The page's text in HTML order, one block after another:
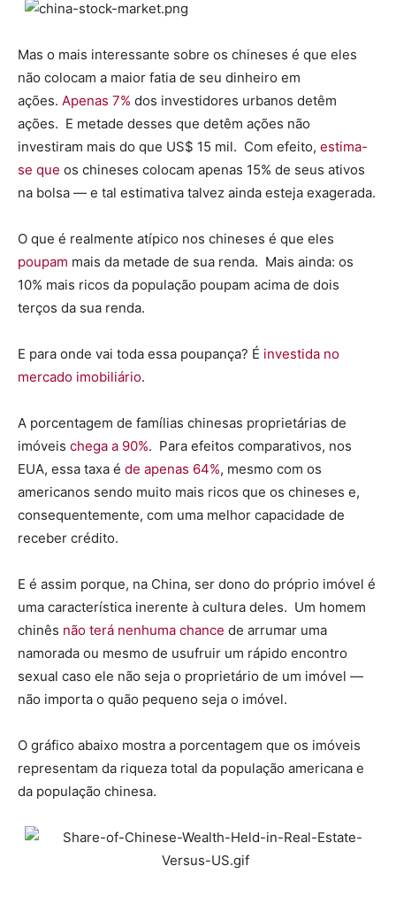
Mas o mais interessante sobre os chineses é que eles
não colocam a maior fatia de seu dinheiro em
ações. Apenas 7% dos investidores urbanos detêm
ações. E metade desses que detêm ações não
investiram mais do que US$ 15 mil. Com efeito, estima-
se que os chineses colocam apenas 15% de seus ativos
na bolsa — e tal estimativa talvez ainda esteja exagerada.
O que é realmente atípico nos chineses é que eles
poupam mais da metade de sua renda. Mais ainda: os
10% mais ricos da população poupam acima de dois
terços da sua renda.
E para onde vai toda essa poupança? É investida no
mercado imobiliário.
A porcentagem de famílias chinesas proprietárias de
imóveis chega a 90%. Para efeitos comparativos, nos
EUA, essa taxa é de apenas 64%, mesmo com os
americanos sendo muito mais ricos que os chineses e,
consequentemente, com uma melhor capacidade de
receber crédito.
E é assim porque, na China, ser dono do próprio imóvel é
uma característica inerente à cultura deles. Um homem
chinês não terá nenhuma chance de arrumar uma
namorada ou mesmo de usufruir um rápido encontro
sexual caso ele não seja o proprietário de um imóvel —
não importa o quão pequeno seja o imóvel.
O gráfico abaixo mostra a porcentagem que os imóveis
representam da riqueza total da população americana e
da população chinesa.